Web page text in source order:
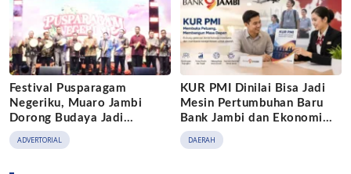
Festival Pusparagam
Negeriku, Muaro Jambi
Dorong Budaya Jadi
Penggerak Ekonomi Kreatif
ADVERTORIAL
KUR PMI Dinilai Bisa Jadi
Mesin Pertumbuhan Baru
Bank Jambi dan Ekonomi
Daerah
DAERAH